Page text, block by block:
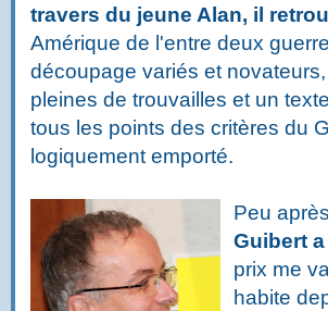
travers du jeune Alan, il
Amérique de l'entre deux
découpage variés et
pleines de trouvailles et un
tous les points des critères du
logiquement emporté.
Peu
Guibert
prix me
habite